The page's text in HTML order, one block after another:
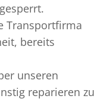
Transportfirma
bereits
unseren
reparieren zu